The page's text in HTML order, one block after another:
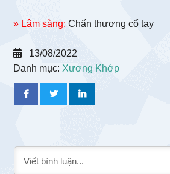
» Lâm sàng: Chấn thương cổ tay
13/08/2022
Danh mục: Xương Khớp